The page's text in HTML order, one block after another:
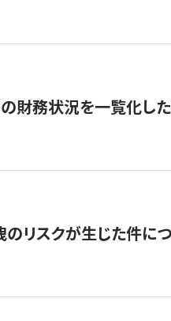
財務状況を一覧化し
リスクが生じた件に